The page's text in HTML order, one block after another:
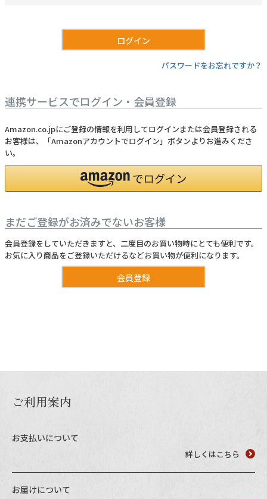
ログイン
パスワードをお忘れですか？
連携サービスでログイン・会員登録
Amazon.co.jpにご登録の情報を利用してログインまたは会員登録される
お客様は、「Amazonアカウントでログイン」ボタンよりお進みくださ
い。
まだご登録がお済みでないお客様
会員登録をしていただきますと、二度目のお買い物時にとても便利です。
お気に入り商品をご登録いただけるなどお買い物が便利になります。
会員登録
インフォーメーション
採用について
かわすいブログ
工場見学ツアー
産地検索
ご利用案内
お支払いについて
詳しくはこちら
お届けについて